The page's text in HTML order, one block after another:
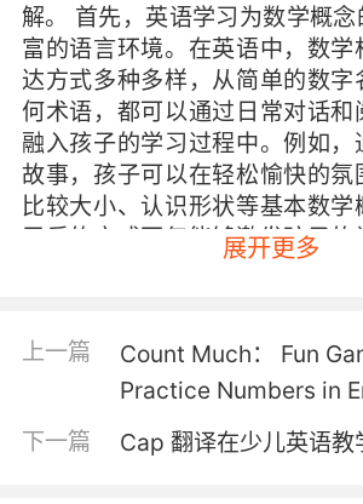
解。 首先，英语学习为数学概
富的语言环境。在英语中，数
达方式多种多样，从简单的数
何术语，都可以通过日常对话和
融入孩子的学习过程中。例如，
故事，孩子可以在轻松愉快的氛
比较大小、认识形状等基本数
于乐的方式不仅能够激发孩子的
帮助他们更好地理解和记忆数学
力。数学的核心在于逻辑推理和
语作为一种高度结构化的语言，
和条理性。通过学习英语的语法
和文本组织方式，孩子可以逐步
系的敏感度，从而更好地理解和
展开更多
上一篇
Count Much： Fun
Practice Numbers in
下一篇 Cap 翻译在少儿英语教